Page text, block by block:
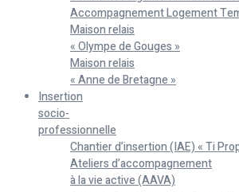
Accompagnement Logement
Maison relais
« Olympe de Gouges »
Maison relais
« Anne de Bretagne »
Insertion
socio-
professionnelle
Chantier d’insertion (IAE) « Ti
Ateliers d’accompagnement
à la vie active (AAVA)